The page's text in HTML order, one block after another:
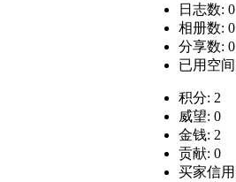
日志数: 0
相册数: 0
分享数: 0
已用空
积分: 2
威望: 0
金钱: 2
贡献: 0
买家信